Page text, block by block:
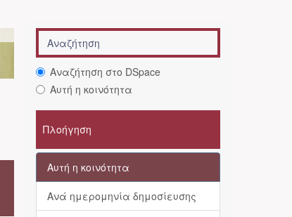
Αναζήτηση στο DSpace
Αυτή η κοινότητα
Πλοήγηση
Αυτή η κοινότητα
Ανά ημερομηνία δημοσίευσης